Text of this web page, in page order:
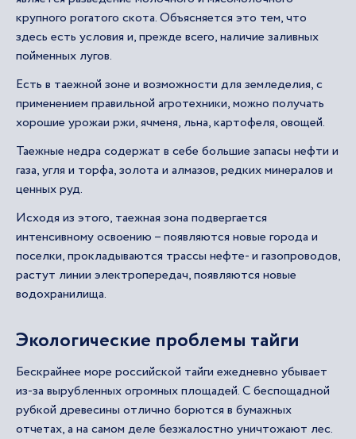
крупного рогатого скота. Объясняется это тем, что
здесь есть условия и, прежде всего, наличие заливных
пойменных лугов.
Есть в таежной зоне и возможности для земледелия, с
применением правильной агротехники, можно получать
хорошие урожаи ржи, ячменя, льна, картофеля, овощей.
Таежные недра содержат в себе большие запасы нефти и
газа, угля и торфа, золота и алмазов, редких минералов и
ценных руд.
Исходя из этого, таежная зона подвергается
интенсивному освоению – появляются новые города и
поселки, прокладываются трассы нефте- и газопроводов,
растут линии электропередач, появляются новые
водохранилища.
Экологические проблемы тайги
Бескрайнее море российской тайги ежедневно убывает
из-за вырубленных огромных площадей. С беспощадной
рубкой древесины отлично борются в бумажных
отчетах, а на самом деле безжалостно уничтожают лес.